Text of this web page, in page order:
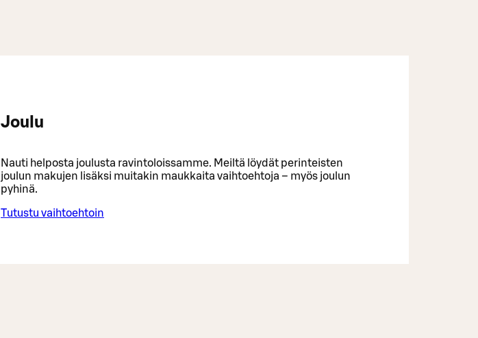
Joulu
Nauti helposta joulusta ravintoloissamme. Meiltä löydät perinteisten
joulun makujen lisäksi muitakin maukkaita vaihtoehtoja – myös joulun
pyhinä.
Tutustu vaihtoehtoin